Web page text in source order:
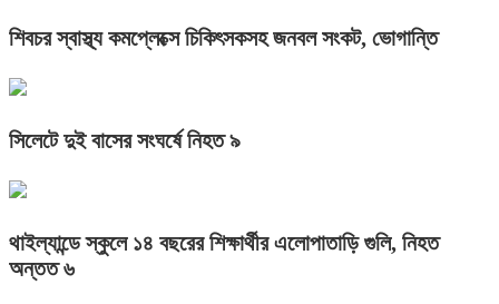
শিবচর স্বাস্থ্য কমপ্লেক্সে চিকিৎসকসহ জনবল সংকট, ভোগান্তি
সিলেটে দুই বাসের সংঘর্ষে নিহত ৯
থাইল্যান্ডে স্কুলে ১৪ বছরের শিক্ষার্থীর এলোপাতাড়ি গুলি, নিহত
অন্তত ৬